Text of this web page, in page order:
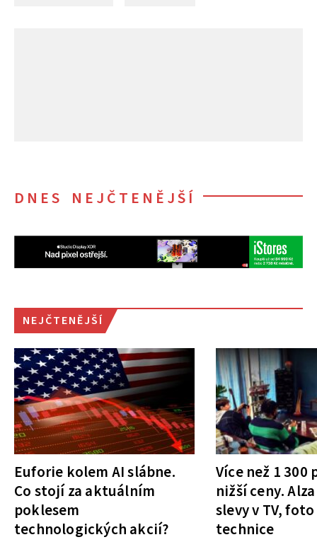
DNES NEJČTENĚJŠÍ
NEJČTENĚJŠÍ
Euforie kolem AI slábne.
Co stojí za aktuálním
poklesem
technologických akcií?
Více než 1
nižší ceny.
slevy v TV,
technice